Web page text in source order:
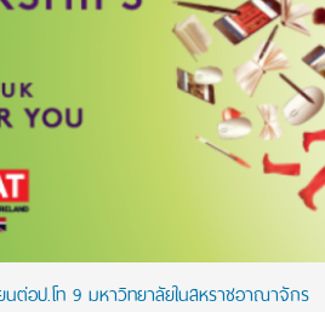
นต่อป.โท 9 มหาวิทยาลัยในสหราชอาณาจักร